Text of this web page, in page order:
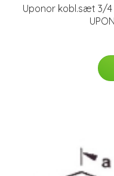
Uponor kobl.sæt 3/4